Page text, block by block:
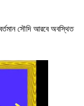
সৌদি আরবে অবস্থিত